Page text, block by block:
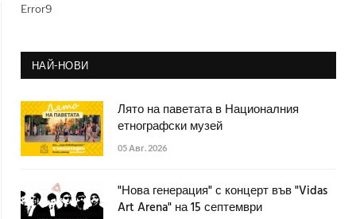
Error9
НАЙ-НОВИ
Лято на паветата в Националния
етнографски музей
05 Авг. 2026
"Нова генерация" с концерт във "Vidas
Art Arena" на 15 септември